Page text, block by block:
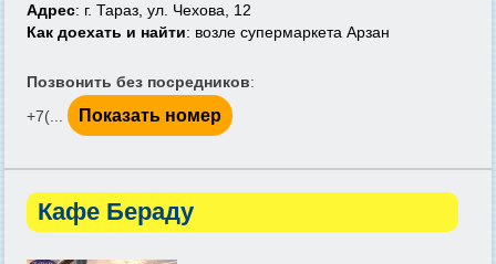
Адрес: г. Тараз, ул. Чехова, 12
Как доехать и найти: возле супермаркета Арзан
Позвонить без посредников:
+7(...
Показать номер
Кафе Бераду